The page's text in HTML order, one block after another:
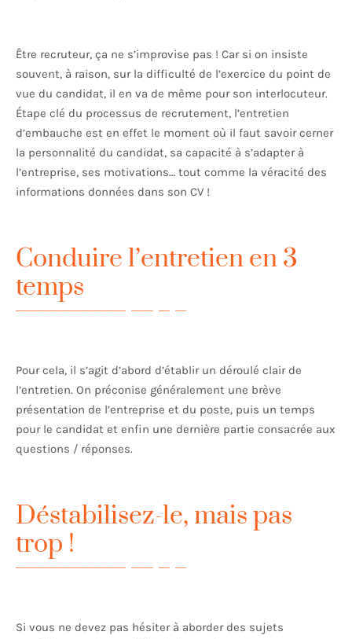
Être recruteur, ça ne s’improvise pas ! Car si on insiste
souvent, à raison, sur la difficulté de l’exercice du point de
vue du candidat, il en va de même pour son interlocuteur.
Étape clé du processus de recrutement, l’entretien
d’embauche est en effet le moment où il faut savoir cerner
la personnalité du candidat, sa capacité à s’adapter à
l’entreprise, ses motivations… tout comme la véracité des
informations données dans son CV !
Conduire l’entretien en 3
temps
Pour cela, il s’agit d’abord d’établir un déroulé clair de
l’entretien. On préconise généralement une brève
présentation de l’entreprise et du poste, puis un temps
pour le candidat et enfin une dernière partie consacrée aux
questions / réponses.
Déstabilisez-le, mais pas
trop !
Si vous ne devez pas hésiter à aborder des sujets